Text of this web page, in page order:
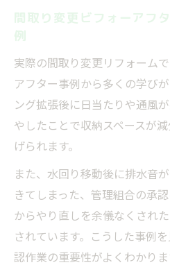
間取り変更ビフォーアフ
例
実際の間取り変更リフォーム
アフター事例から多くの学び
ング拡張後に日当たりや通風
やしたことで収納スペースが
げられます。
また、水回り移動後に排水音
きてしまった、管理組合の承
からやり直しを余儀なくされ
されています。こうした事例
認作業の重要性がよくわかりま